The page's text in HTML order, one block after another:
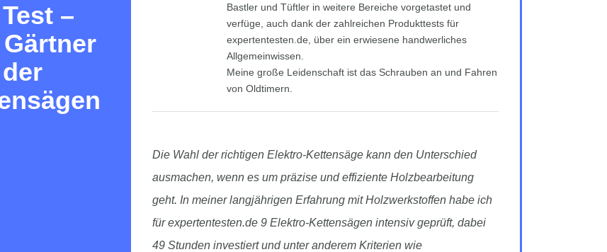
–
Bastler und Tüftler in weitere Bereiche vorgetastet und
verfüge, auch dank der zahlreichen Produkttests für
expertentesten.de, über ein erwiesene handwerliches
Allgemeinwissen.
Meine große Leidenschaft ist das Schrauben an und Fahren
von Oldtimern.
Die Wahl der richtigen Elektro-Kettensäge kann den Unterschied
ausmachen, wenn es um präzise und effiziente Holzbearbeitung
geht. In meiner langjährigen Erfahrung mit Holzwerkstoffen habe ich
für expertentesten.de 9 Elektro-Kettensägen intensiv geprüft, dabei
49 Stunden investiert und unter anderem Kriterien wie